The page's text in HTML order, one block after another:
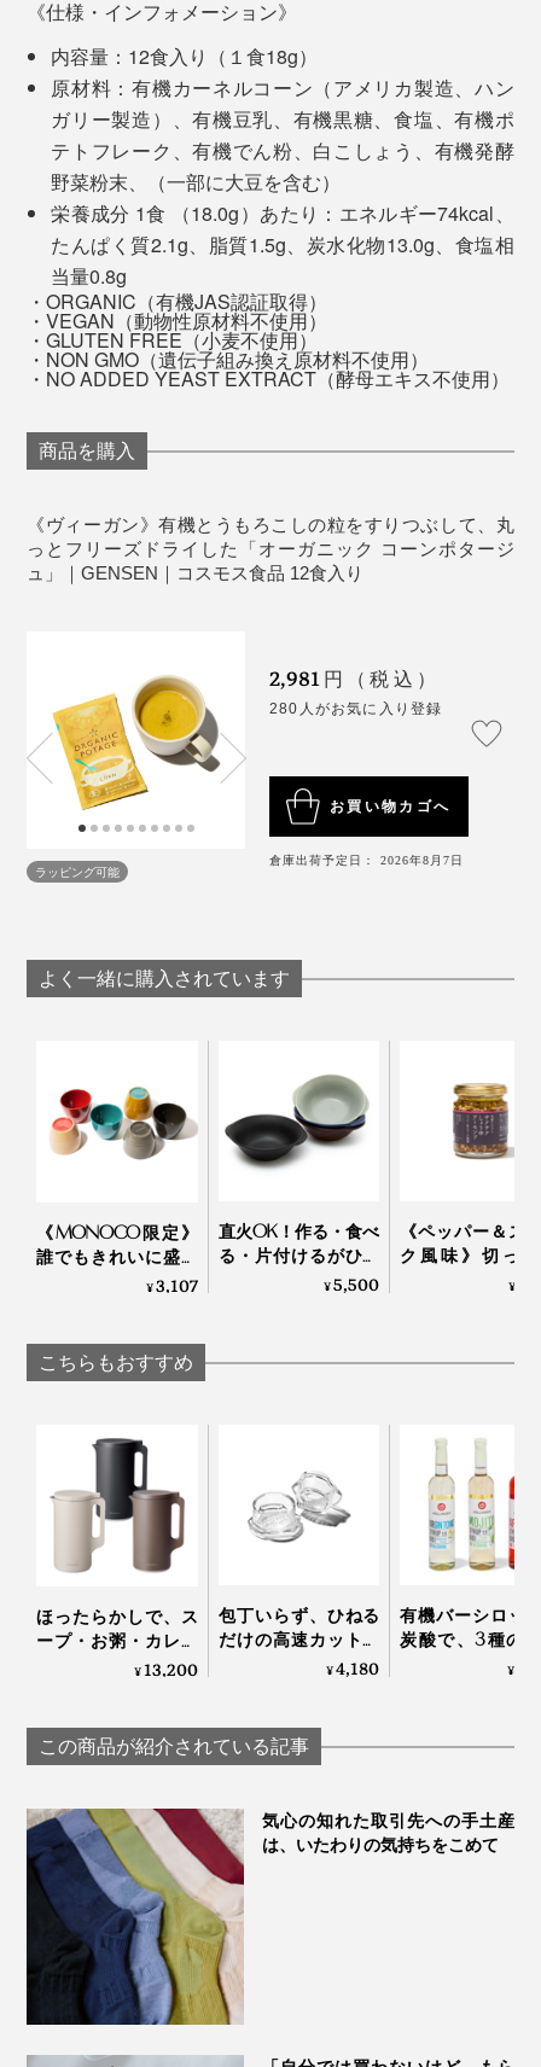
フリーズドライは真空度0.4hPa、棚温度40℃、乾燥時
間20時間
エアードライ（熱風乾燥）は熱風温度60℃、乾燥時間
8〜20時間
レトルト処理は省略
※表は「フリーズドライ食品入門」山根清孝著 日本食糧新聞社刊 より引用
細かい穴になったスポンジ状なので、お湯を注げばあっ
また、水分がほとんど含まれていないので、鮮度保つた
めの添加物は不要。軽くて持ち運びやすく、医薬品から
生かすことにこだわり抜いた、ひとつの完成形です。
本品が届いたら、まずは140mlの熱湯で溶いて、基本の
味で召し上がれ。
次に、パンにたっぷりつけて。甘みの少ないバゲットや
塩パンがおすすめです。
分量以上に食べ応えがあるので、朝ごはんはもちろん、
男性モデルの西村さんも「うめ〜」と言いながら、撮影
用に作ったコンポタを2杯完食。「とうもろこしのスム
ージーみたいだね」と、めちゃめちゃ気に入ってくれま
した。
「昨年父が病気で亡くなったのですが、だんだん体が弱
ってきた時に、唯一口にすることができた食べ物がコー
ンポタージュだったんです。市販のものでは受け付けて
くれず、母が手作りしていました。
このコーンポタージュを最初に試食した時、その時の味
その言葉どおり、やさしい美味しさが五臓六腑に沁みわ
いただき方は、140mlの熱湯で溶かしてそのままが一番
だと思いますが、その日の気分で牛乳やオーツミルクを
加えるのも美味。ミルクフォーマーで泡立てて添えれ
ば、おもてなしのひと皿にも。
PRINCESS Milk Frother Pro
広報の方に教えていただいた「GENSEN ORGANIC
《仕様・インフォメーション》
内容量：12食入り（１食18g）
原材料：有機カーネルコーン（アメリカ製造、ハン
ガリー製造）、有機豆乳、有機黒糖、食塩、有機ポ
テトフレーク、有機でん粉、白こしょう、有機発酵
野菜粉末、（一部に大豆を含む）
栄養成分 1食 （18.0g）あたり：エネルギー74kcal、
たんぱく質2.1g、脂質1.5g、炭水化物13.0g、食塩相
当量0.8g
・ORGANIC（有機JAS認証取得）
・VEGAN（動物性原材料不使用）
・GLUTEN FREE（小麦不使用）
・NON GMO（遺伝子組み換え原材料不使用）
・NO ADDED YEAST EXTRACT（酵母エキス不使用）
商品を購入
《ヴィーガン》有機とうもろこしの粒をすりつぶして、丸
っとフリーズドライした「オーガニック コーンポタージ
ュ」｜GENSEN｜コスモス食品 12食入り
ラッピング可能
2,981 円（税込）
280人がお気に入り登録
お買い物カゴへ
倉庫出荷予定日： 2026年8月7日
よく一緒に購入されています
《MONOCO限定》
誰でもきれいに盛り
付けができる、漆の
の老舗がつくる「色
漆のそば猪口」｜ 漆
¥3,107
直火OK！作る・食べ
る・片付けるがひと
つで完結する「器 兼
¥5,500
《ペッパー＆ス
ク風味》切っ
け・ゆでただけ
¥
こちらもおすすめ
ほったらかしで、ス
ープ・お粥・カレー
も作れる「自動調理
¥13,200
包丁いらず、ひねる
だけの高速カット！
生姜やパセリにも使
ル」｜Garlic Twist 4.0
¥4,180
有機バーシロッ
炭酸で、3種の
ドリンク
¥
この商品が紹介されている記事
気心の知れた取引先への手土産
は、いたわりの気持ちをこめて